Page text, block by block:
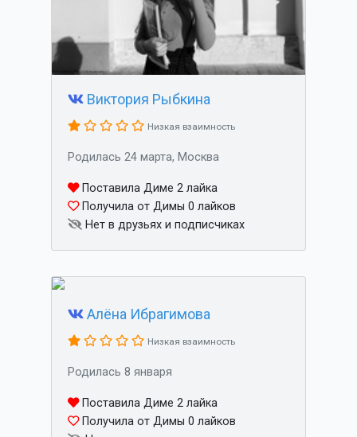
Виктория Рыбкина
Низкая взаимность
Родилась 24 марта, Москва
Поставила Диме 2 лайка
Получила от Димы 0 лайков
Нет в друзьях и подписчиках
Алёна Ибрагимова
Низкая взаимность
Родилась 8 января
Поставила Диме 2 лайка
Получила от Димы 0 лайков